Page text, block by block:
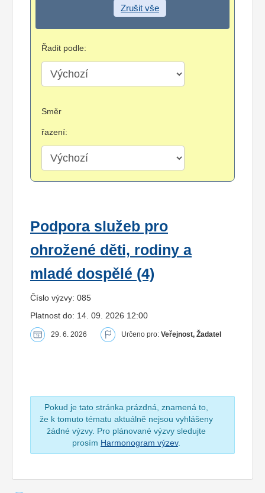
Zrušit vše
Řadit podle:
Směr
řazení:
Podpora služeb pro
ohrožené děti, rodiny a
mladé dospělé (4)
Číslo výzvy: 085
Platnost do: 14. 09. 2026 12:00
29. 6. 2026 Určeno pro: Veřejnost, Žadatel
Pokud je tato stránka prázdná, znamená to,
že k tomuto tématu aktuálně nejsou vyhlášeny
žádné výzvy. Pro plánované výzvy sledujte
prosím Harmonogram výzev.